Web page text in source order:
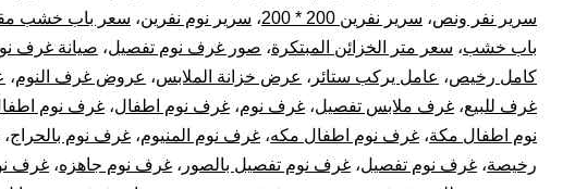
سرير نفر ونص، سرير نفرين 200 * 200 ، سرير نوم نفرين، سعر باب خشب
باب خشب، سعر متر الخزائن المبتكرة، صور غرف نوم تفصيل، صيانة غرف
كامل رخيص، عامل يركب ستائر ، عرض خزانة الملابس، عروض غرف النوم،
غرف للبيع، غرف ملابس تفصيل، غرف نوم، غرف نوم اطفال، غرف نوم
نوم اطفال مكة، غرف نوم اطفال مكه، غرف نوم المنيوم، غرف نوم بالحراج،
رخيصة، غرف نوم تفصيل، غرف نوم تفصيل بالصور ، غرف نوم جاهزه، غرف